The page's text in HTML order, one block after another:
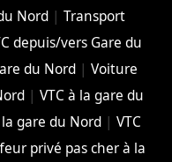
Nord| Transport
depuis/vers Gare du
du Nord| Voiture
| VTC à la gare du
gare du Nord| VTC
privé pas cher à la